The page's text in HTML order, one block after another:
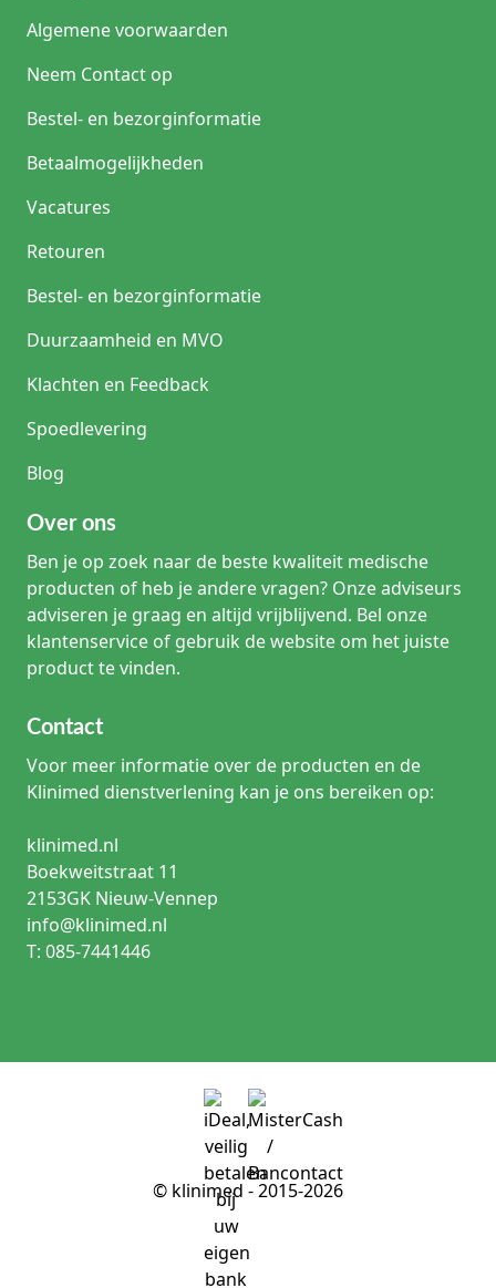
Algemene voorwaarden
Neem Contact op
Bestel- en bezorginformatie
Betaalmogelijkheden
Vacatures
Retouren
Bestel- en bezorginformatie
Duurzaamheid en MVO
Klachten en Feedback
Spoedlevering
Blog
Over ons
Ben je op zoek naar de beste kwaliteit medische
producten of heb je andere vragen? Onze adviseurs
adviseren je graag en altijd vrijblijvend. Bel onze
klantenservice of gebruik de website om het juiste
product te vinden.
Contact
Voor meer informatie over de producten en de
Klinimed dienstverlening kan je ons bereiken op:
klinimed.nl
Boekweitstraat 11
2153GK Nieuw-Vennep
info@klinimed.nl
T: 085-7441446
© klinimed - 2015-2026